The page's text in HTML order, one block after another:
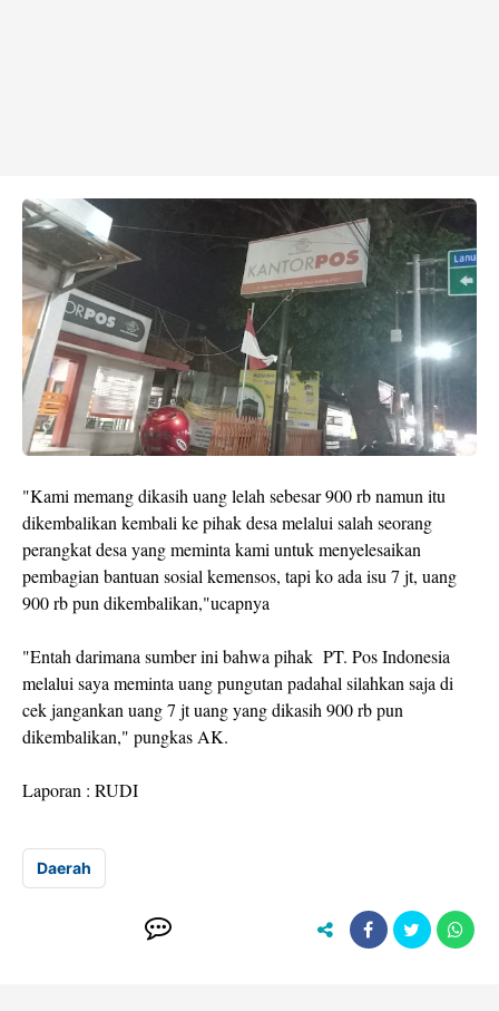
"Kami memang dikasih uang lelah sebesar 900 rb namun itu
dikembalikan kembali ke pihak desa melalui salah seorang
perangkat desa yang meminta kami untuk menyelesaikan
pembagian bantuan sosial kemensos, tapi ko ada isu 7 jt, uang
900 rb pun dikembalikan,"ucapnya
"Entah darimana sumber ini bahwa pihak PT. Pos Indonesia
melalui saya meminta uang pungutan padahal silahkan saja di
cek jangankan uang 7 jt uang yang dikasih 900 rb pun
dikembalikan," pungkas AK.
Laporan : RUDI
Daerah